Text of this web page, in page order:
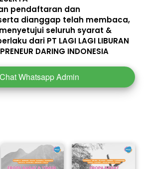
pendaftaran dan
dianggap telah membaca,
seluruh syarat &
dari PT LAGI LAGI LIBURAN
DARING INDONESIA
Chat Whatsapp Admin